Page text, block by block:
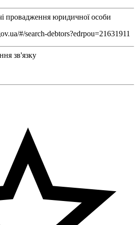
провадження юридичної особи
#/search-debtors?edrpou=21631911
зв'язку